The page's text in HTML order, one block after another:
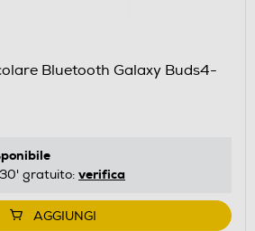
Bluetooth Galaxy Buds4-
gratuito: verifica
AGGIUNGI